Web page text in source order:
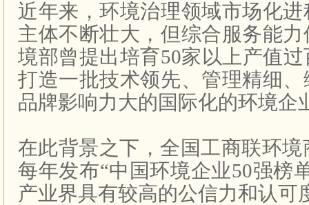
近年来，环境治理领域市场化
主体不断壮大，但综合服务能
境部曾提出培育50家以上产值
打造一批技术领先、管理精细
品牌影响力大的国际化的环境企
在此背景之下，全国工商联环境
每年发布“中国环境企业50强榜
产业界具有较高的公信力和认可